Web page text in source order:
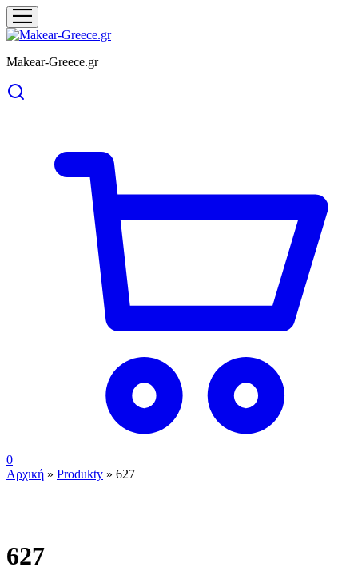
Makear-Greece.gr
0
Αρχική » Produkty » 627
627